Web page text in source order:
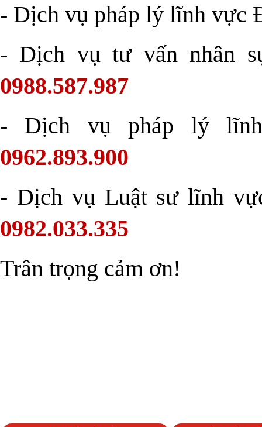
- Dịch vụ pháp lý lĩnh vực
- Dịch vụ tư vấn nhân
0988.587.987
- Dịch vụ pháp lý
0962.893.900
- Dịch vụ Luật sư lĩnh
0982.033.335
Trân trọng cảm ơn!